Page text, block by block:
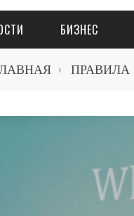
БИЗНЕС
› ПРАВИЛА